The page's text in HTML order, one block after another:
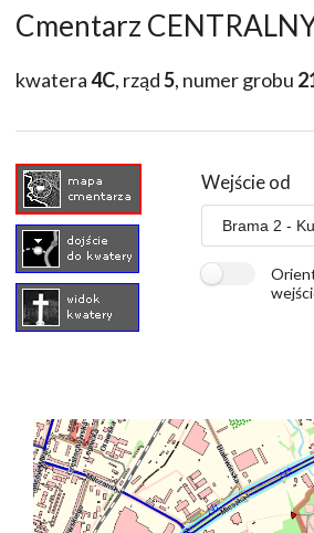
Cmentarz
kwatera4C, rząd5, numer grobu
Wejście od